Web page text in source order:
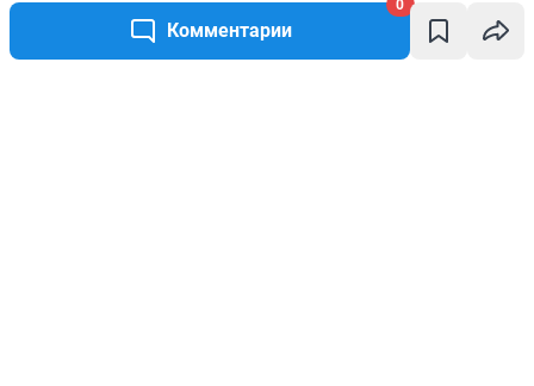
Комментарии
0